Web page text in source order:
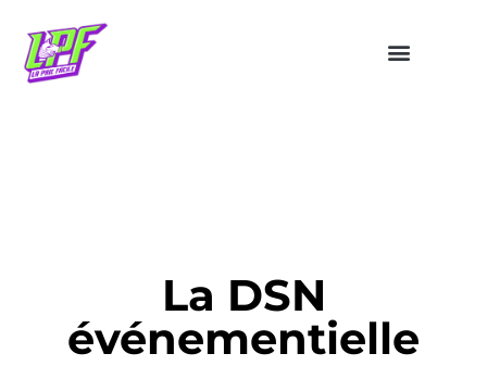
La DSN
événementielle